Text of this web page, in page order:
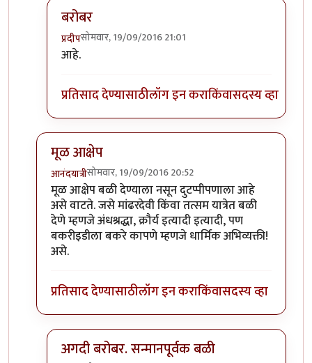
बरोबर
प्रदीपसोमवार, 19/09/2016 21:01
In reply to
आहे.
प्रतिसाद देण्यासाठीलॉग इन कराकिंवासदस्य व्हा
मूळ आक्षेप
आनंदयात्रीसोमवार, 19/09/2016 20:52
In reply toबकऱ्यांचा बळीbyआजानुकर्ण
मूळ आक्षेप बळी देण्याला नसून दुटप्पीपणाला आहे
असे वाटते. जसे मांढरदेवी किंवा तत्सम यात्रेत बळी
देणे म्हणजे अंधश्रद्धा, क्रौर्य इत्यादी इत्यादी, पण
बकरीइडीला बकरे कापणे म्हणजे धार्मिक अभिव्यक्ती!
असे.
प्रतिसाद देण्यासाठीलॉग इन कराकिंवासदस्य व्हा
अगदी बरोबर. सन्मानपूर्वक बळी